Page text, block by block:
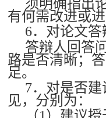
须明确指出
有何需改进或
6．对论文
答辩人回答
路是否清晰；
足。
7．对是否
见，分别为：